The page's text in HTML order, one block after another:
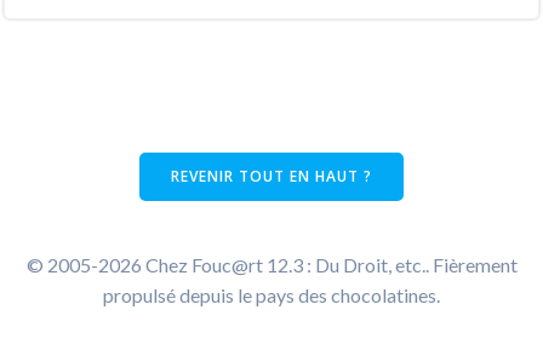
REVENIR TOUT EN HAUT ?
© 2005-2026 Chez Fouc@rt 12.3 : Du Droit, etc.. Fièrement
propulsé depuis le pays des chocolatines.